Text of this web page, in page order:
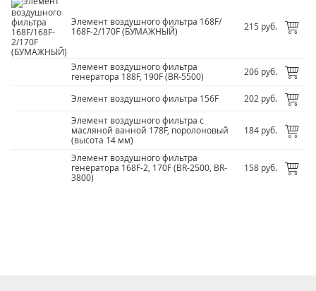
Элемент воздушного фильтра 168F/
168F-2/170F (БУМАЖНЫЙ) 215 руб.
Элемент воздушного фильтра
генератора 188F, 190F (BR-5500)
206 руб.
Элемент воздушного фильтра 156F
202 руб.
Элемент воздушного фильтра с
масляной ванной 178F, поролоновый
(высота 14 мм)
184 руб.
Элемент воздушного фильтра
генератора 168F-2, 170F (BR-2500, BR-
3800)
158 руб.